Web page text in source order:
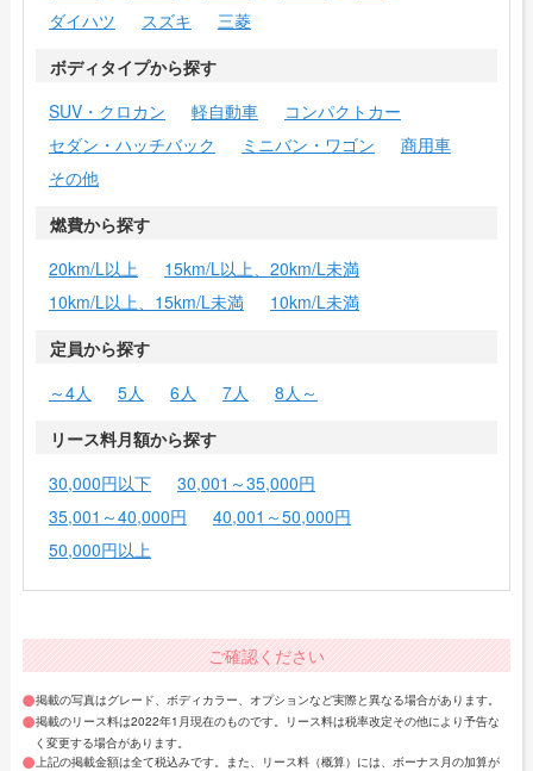
ダイハツ
スズキ
三菱
ボディタイプから探す
SUV・クロカン
軽自動車
コンパクトカー
セダン・ハッチバック
ミニバン・ワゴン
商用車
その他
燃費から探す
20km/L以上
15km/L以上、20km/L未満
10km/L以上、15km/L未満
10km/L未満
定員から探す
～4人
5人 6人 7人
8人～
リース料月額から探す
30,000円以下
30,001～35,000円
35,001～40,000円
40,001～50,000円
50,000円以上
ご確認ください
掲載の写真はグレード、ボディカラー、オプションなど実際と異なる場合があります。
掲載のリース料は2022年1月現在のものです。リース料は税率改定その他により予告な
く変更する場合があります。
上記の掲載金額は全て税込みです。また、リース料（概算）には、ボーナス月の加算が